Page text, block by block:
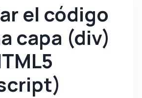
el código
capa (div)